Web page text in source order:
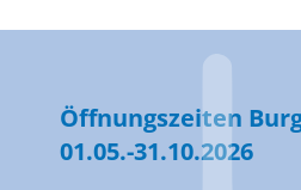
Öffnungszeiten
01.05.-31.10.2026